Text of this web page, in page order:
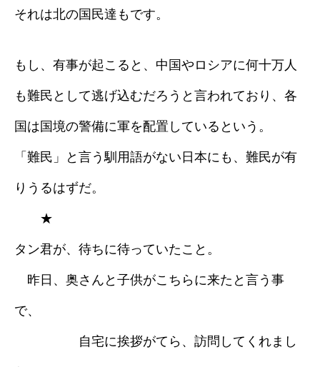
採用情報
ブログ
それは北の国民達もです。
もし、有事が起こると、中国やロシアに何十万人
も難民として逃げ込むだろうと言われており、各
国は国境の警備に軍を配置しているという。
「難民」と言う馴用語がない日本にも、難民が有
りうるはずだ。
★
タン君が、待ちに待っていたこと。
昨日、奥さんと子供がこちらに来たと言う事
で、
自宅に挨拶がてら、訪問してくれまし